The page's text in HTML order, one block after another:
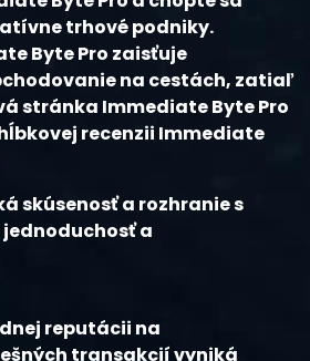
trhové podniky.
Byte Pro zaisťuje
na cestách, zatiaľ
stránka Immediate Byte Pro
recenzii Immediate
skúsenosť a rozhranie s
a
reputácii na
transakcií vyniká